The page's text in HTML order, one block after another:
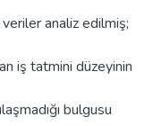
analiz edilmiş;
iş tatmini düzeyinin
bulgusu